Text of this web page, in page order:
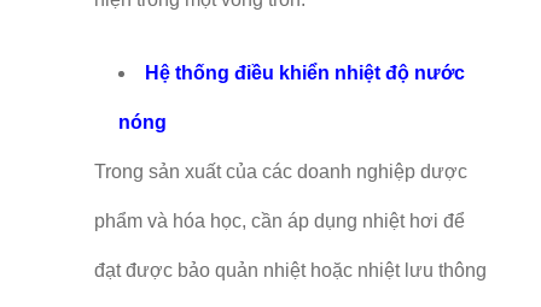
Hệ thống điều khiển nhiệt độ nước
nóng
Trong sản xuất của các doanh nghiệp dược
phẩm và hóa học, cần áp dụng nhiệt hơi để
đạt được bảo quản nhiệt hoặc nhiệt lưu thông